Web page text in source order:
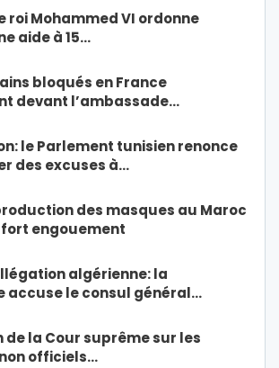
roi Mohammed VI ordonne
aide à 15…
bloqués en France
devant l’ambassade…
le Parlement tunisien renonce
des excuses à…
des masques au Maroc
engouement
algérienne: la
accuse le consul général…
de la Cour suprême sur les
officiels…